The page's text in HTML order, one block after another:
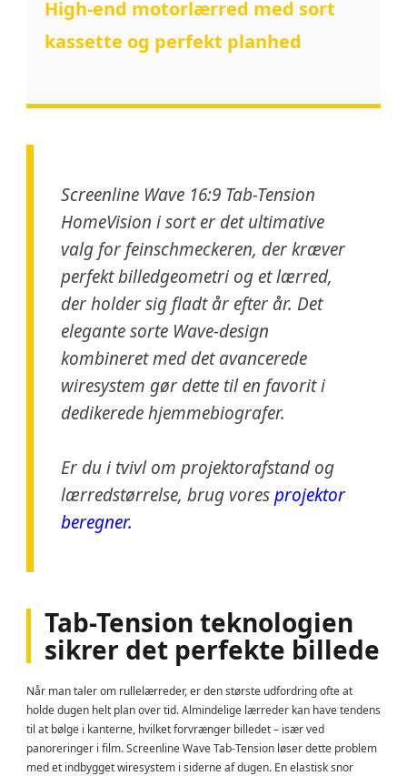
High-end motorlærred med sort
kassette og perfekt planhed
Screenline Wave 16:9 Tab-Tension
HomeVision i sort er det ultimative
valg for feinschmeckeren, der kræver
perfekt billedgeometri og et lærred,
der holder sig fladt år efter år. Det
elegante sorte Wave-design
kombineret med det avancerede
wiresystem gør dette til en favorit i
dedikerede hjemmebiografer.
Er du i tvivl om projektorafstand og
lærredstørrelse, brug voresprojektor
beregner.
Tab-Tension teknologien
sikrer det perfekte billede
Når man taler om rullelærreder, er den største udfordring ofte at
holde dugen helt plan over tid. Almindelige lærreder kan have tendens
til at bølge i kanterne, hvilket forvrænger billedet – især ved
panoreringer i film. Screenline Wave Tab-Tension løser dette problem
med et indbygget wiresystem i siderne af dugen. En elastisk snor